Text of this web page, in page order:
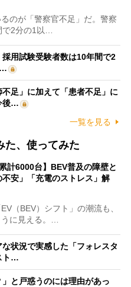
のが「警察官不足」だ。警察
で2分の1以…
採用試験受験者数は10年間で2
…
不足」に加えて「患者不足」に
後…
一覧を見る
た、使ってみた
計6000台】BEV普及の障壁と
安」「充電のストレス」解
（BEV）シフト」の潮流も、
うに見える。…
状況で実感した「フォレスタ
ト…
と戸惑うのには理由があっ